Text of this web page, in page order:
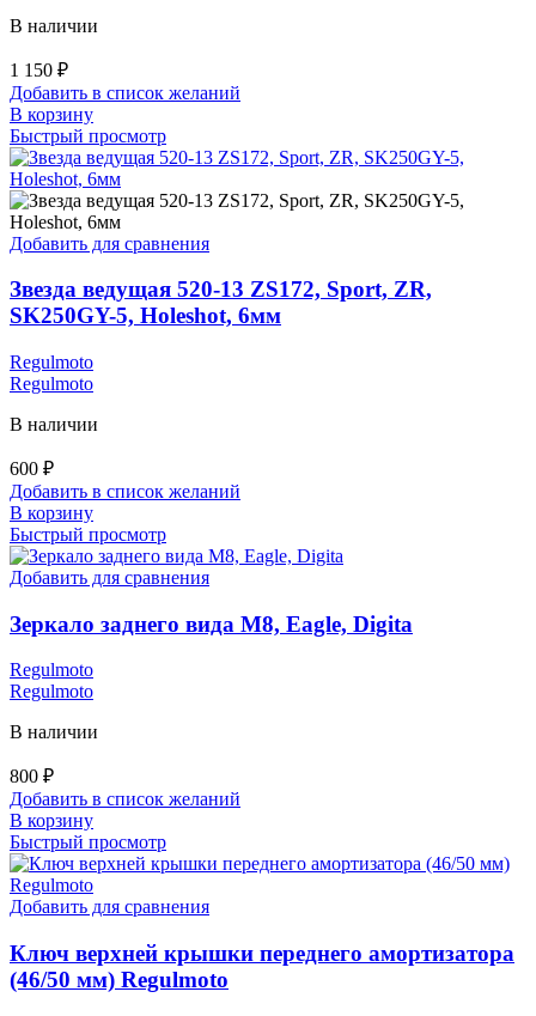
В наличии
1 150 ₽
Добавить в список желаний
В корзину
Быстрый просмотр
Добавить для сравнения
Звезда ведущая 520-13 ZS172, Sport, ZR,
SK250GY-5, Holeshot, 6мм
Regulmoto
Regulmoto
В наличии
600 ₽
Добавить в список желаний
В корзину
Быстрый просмотр
Добавить для сравнения
Зеркало заднего вида M8, Eagle, Digita
Regulmoto
Regulmoto
В наличии
800 ₽
Добавить в список желаний
В корзину
Быстрый просмотр
Добавить для сравнения
Ключ верхней крышки переднего амортизатора
(46/50 мм) Regulmoto